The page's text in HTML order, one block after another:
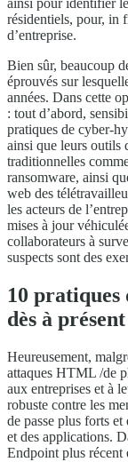
ainsi pour identifier
résidentiels, pour, in
d’entreprise.
Bien sûr, beaucoup
éprouvés sur
années. Dans cette
: tout d’abord,
pratiques de cyber-
ainsi que leurs outils
traditionnelles
ransomware, ainsi
web des
les acteurs de
mises à jour
collaborateurs à
suspects sont des
10 pratiques
dès à présent
Heureusement,
attaques HTML /de
aux entreprises et à
robuste contre les
de passe plus forts
et des applications.
Endpoint plus récent